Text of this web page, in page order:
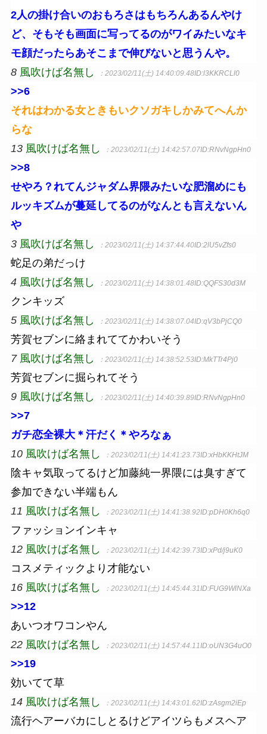
2人の掛け合いのおもろさはもちろんあるんやけ
ど、そもそも画面に写ってるのがワイみたいなキ
モ顔だったらあそこまで伸びないと思うんや。
8 風吹けば名無し ：2023/02/11(土) 14:40:09.48ID:l3KKRCLl0
>>6
それはわかる女ときもいクソガキしかみてへんか
らな
13 風吹けば名無し ：2023/02/11(土) 14:42:57.07ID:RNvNgpHn0
>>8
せやろ？れてんジャダム界隈みたいな肥溜めにも
ルッキズムが蔓延してるのがなんとも言えないん
や
3 風吹けば名無し ：2023/02/11(土) 14:37:44.40ID:2lU5vZfs0
蛇足の弟だっけ
4 風吹けば名無し ：2023/02/11(土) 14:38:01.48ID:QQFS30d3M
クンキッズ
5 風吹けば名無し ：2023/02/11(土) 14:38:07.04ID:qV3bPjCQ0
芳賀セブンに絡まれててかわいそう
7 風吹けば名無し ：2023/02/11(土) 14:38:52.53ID:MkTTr4Pj0
芳賀セブンに掘られてそう
9 風吹けば名無し ：2023/02/11(土) 14:40:39.89ID:RNvNgpHn0
>>7
ガチ恋全裸大＊汗だく＊やろなぁ
10 風吹けば名無し ：2023/02/11(土) 14:41:23.73ID:xHbKKHtJM
陰キャ気取ってるけど加藤純一界隈には臭すぎて
参加できない半端もん
11 風吹けば名無し ：2023/02/11(土) 14:41:38.92ID:pDH0Kh6q0
ファッションインキャ
12 風吹けば名無し ：2023/02/11(土) 14:42:39.73ID:xPd/j9uK0
コスメティックより才能ない
16 風吹けば名無し ：2023/02/11(土) 14:45:44.31ID:FUG9WlNXa
>>12
あいつオワコンやん
22 風吹けば名無し ：2023/02/11(土) 14:57:44.11ID:oUN3G4uO0
>>19
効いてて草
14 風吹けば名無し ：2023/02/11(土) 14:43:01.62ID:zAsgm2iEp
流行ヘアーバカにしとるけどアイツらもメスヘア